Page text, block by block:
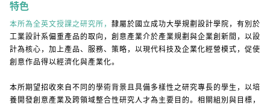
特色
本所為全英文授課之研究所， 隸屬於國立成功大學規劃設計學院，有別於
工業設計系偏重產品的取向，創意產業介於產業規劃與企業創新間，以設
計為核心，加上產品、服務、策略，以現代科技及企業化經營模式，促使
創意作品得以經濟化與產業化。
本所期望招收來自不同的學術背景且具備多樣性之研究專長的學生，以培
養開發創意產業及跨領域整合性研究人才為主要目的。相關組別與目標，